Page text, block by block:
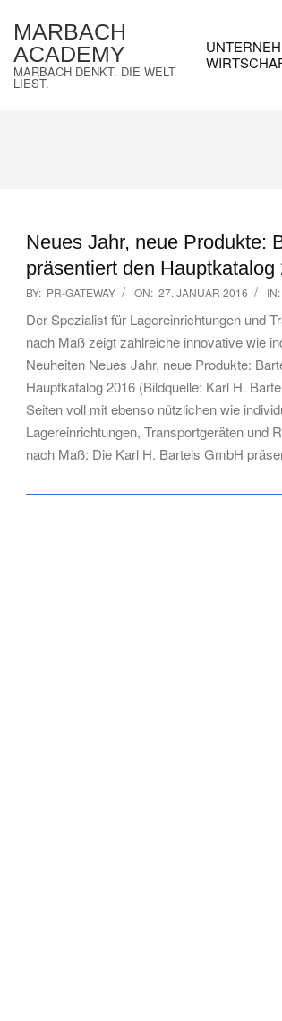
content
MARBACH
ACADEMY
MARBACH DENKT. DIE WELT
LIEST.
Navigation
Neues Jahr, neue Produkte:
präsentiert den Hauptkatalog
2016-
01-
27
BY: PR-GATEWAY ON: 27. JANUAR 2016 IN:
Der Spezialist für Lagereinrichtungen und
nach Maß zeigt zahlreiche innovative wie
Neuheiten Neues Jahr, neue Produkte:
Hauptkatalog 2016 (Bildquelle: Karl H.
Seiten voll mit ebenso nützlichen wie
Lagereinrichtungen, Transportgeräten und
nach Maß: Die Karl H. Bartels GmbH